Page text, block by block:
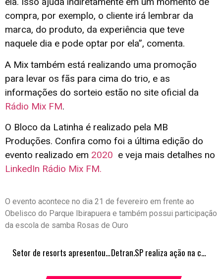
compra, por exemplo, o cliente irá lembrar da
marca, do produto, da experiência que teve
naquele dia e pode optar por ela”, comenta.
A Mix também está realizando uma promoção
para levar os fãs para cima do trio, e as
informações do sorteio estão no site oficial da
Rádio Mix FM.
O Bloco da Latinha é realizado pela MB
Produções. Confira como foi a última edição do
evento realizado em 2020 e veja mais detalhes no
LinkedIn Rádio Mix FM.
O evento acontece no dia 21 de fevereiro em frente ao
Obelisco do Parque Ibirapuera e também possui participação
da escola de samba Rosas de Ouro
Setor de resorts apresentou um crescimento de 12% na taxa de ocupação em 2022 Detran.SP realiza ação na capital paulista para entrega de 35 mil documentos de veículos